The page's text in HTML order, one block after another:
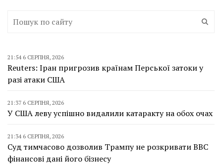
21:54 6 СЕРПНЯ, 2026
Reuters: Іран пригрозив країнам Перської затоки у
разі атаки США
21:37 6 СЕРПНЯ, 2026
У США леву успішно видалили катаракту на обох очах
21:34 6 СЕРПНЯ, 2026
Суд тимчасово дозволив Трампу не розкривати BBC
фінансові дані його бізнесу